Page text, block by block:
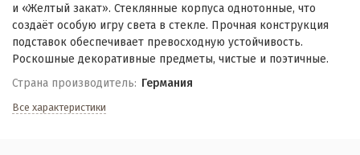
и «Желтый закат». Стеклянные корпуса однотонные, что
создаёт особую игру света в стекле. Прочная конструкция
подставок обеспечивает превосходную устойчивость.
Роскошные декоративные предметы, чистые и поэтичные.
Страна производитель: Германия
Все характеристики